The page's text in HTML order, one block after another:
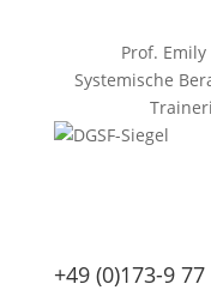
Prof.
Systemische
+49 (0)173-9